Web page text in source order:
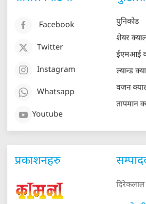
Facebook
Twitter
Instagram
Whatsapp
Youtube
युनिकोड
शेयर
ईएमआई
ल्यान्ड
वजन
तापमान
प्रकाशनहरु
दिरेकलाल